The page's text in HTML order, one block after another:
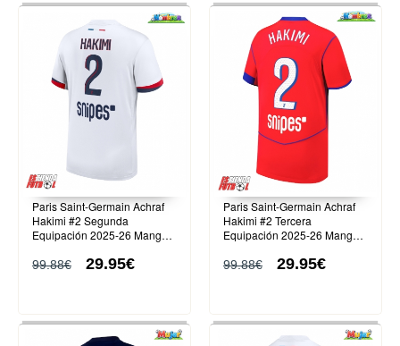
Paris Saint-Germain Achraf
Hakimi #2 Segunda
Equipación 2025-26 Manga
99.88€ 29.95€
Paris Saint-Germain Achraf
Hakimi #2 Tercera
Equipación 2025-26 Manga
99.88€ 29.95€